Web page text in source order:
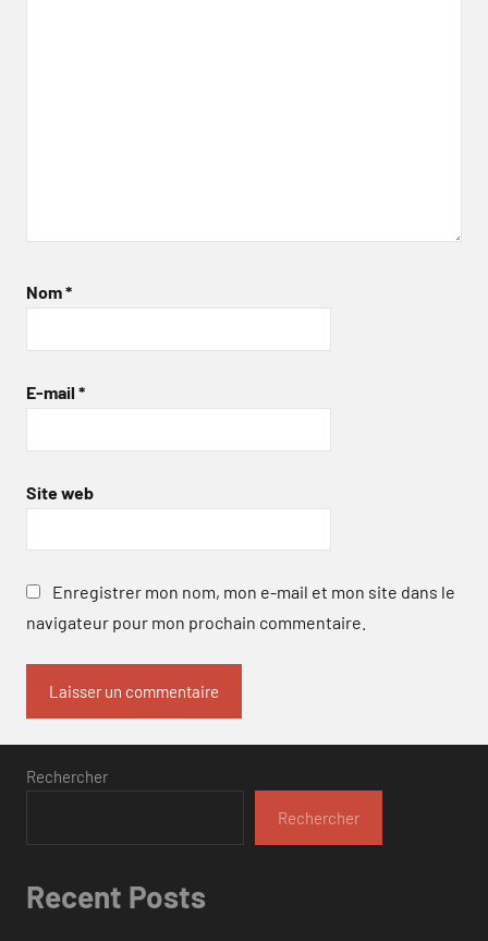
Nom*
E-mail *
Site web
Enregistrer mon nom, mon e-mail et mon site dans le
navigateur pour mon prochain commentaire.
Rechercher
Rechercher
Recent Posts